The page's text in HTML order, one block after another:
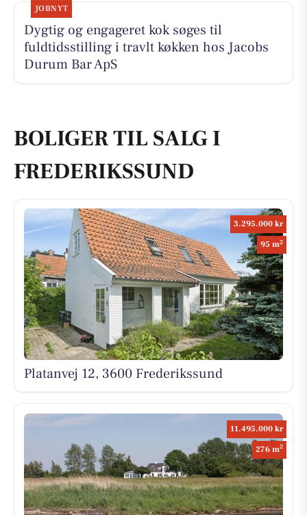
JOBNYT
Dygtig og engageret kok søges til
fuldtidsstilling i travlt køkken hos Jacobs
Durum Bar ApS
BOLIGER TIL SALG I
FREDERIKSSUND
3.295.000 kr
95 m2
Platanvej 12, 3600 Frederikssund
11.495.000 kr
276 m2